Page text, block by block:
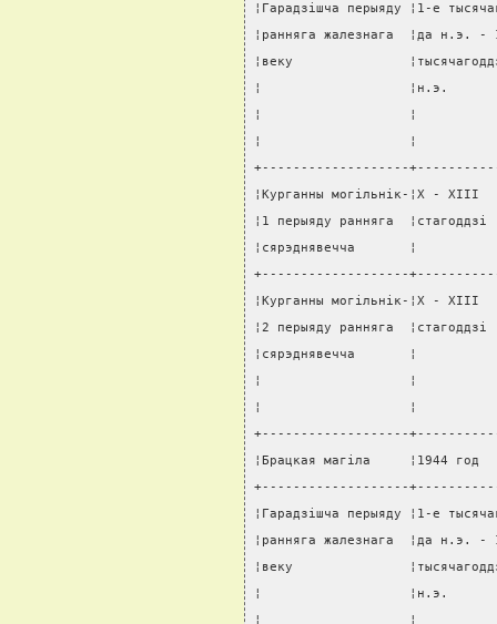
¦Гарадзiшча перыяду ¦1-е
¦ранняга жалезнага  ¦да
¦веку
¦                   ¦н.э.
¦                   ¦
¦                   ¦
+-------------------
¦Курганны могiльнiк-¦X -
¦1 перыяду ранняга
¦сярэднявечча       ¦
+-------------------
¦Курганны могiльнiк-¦X -
¦2 перыяду ранняга
¦сярэднявечча       ¦
¦                   ¦
¦                   ¦
+-------------------
¦Брацкая магiла     ¦1944
+-------------------
¦Гарадзiшча перыяду ¦1-е
¦ранняга жалезнага  ¦да
¦веку
¦                   ¦н.э.
¦                   ¦